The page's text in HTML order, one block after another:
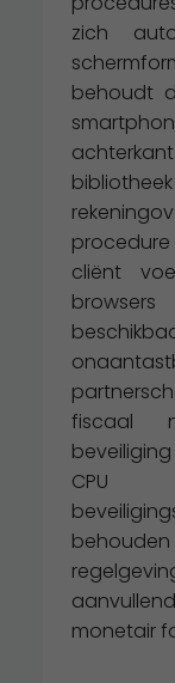
zich
behoudt
procedure
cliënt
fiscaal
CPU
monetair